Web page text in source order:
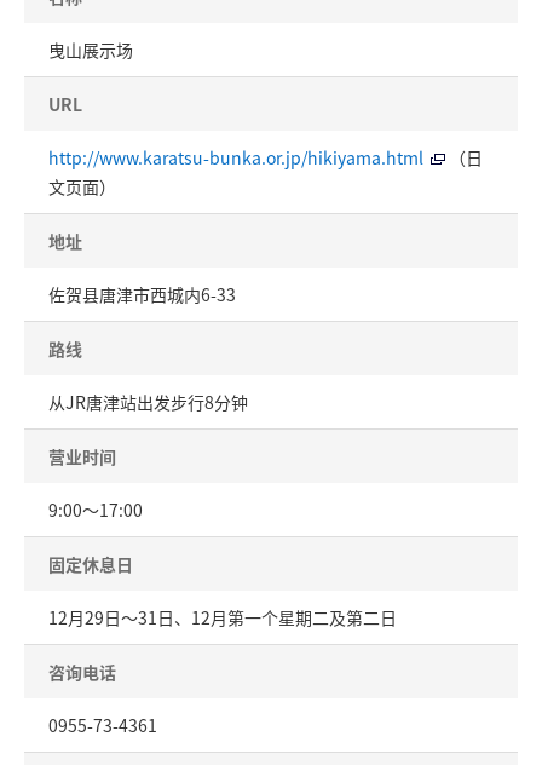
曳山展示场
URL
http://www.karatsu-bunka.or.jp/hikiyama.html
（日
文页面）
地址
佐贺县唐津市西城内6-33
路线
从JR唐津站出发步行8分钟
营业时间
9:00～17:00
固定休息日
12月29日～31日、12月第一个星期二及第二日
咨询电话
0955-73-4361